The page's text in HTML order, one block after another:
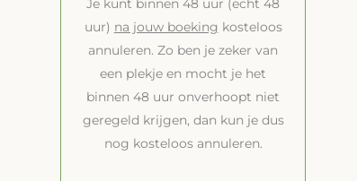
Je kunt binnen 48 uur (echt 48
uur) na jouw boeking kosteloos
annuleren. Zo ben je zeker van
een plekje en mocht je het
binnen 48 uur onverhoopt niet
geregeld krijgen, dan kun je dus
nog kosteloos annuleren.